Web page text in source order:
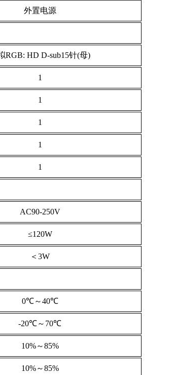
外置电源
RGB: HD D-sub15针(母)
1
1
1
1
1
AC90-250V
≤120W
＜3W
0℃～40℃
-20℃～70℃
10%～85%
10%～85%